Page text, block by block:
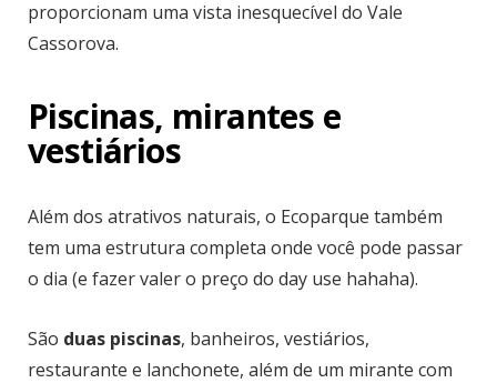
proporcionam uma vista inesquecível do Vale
Cassorova.
Piscinas, mirantes e
vestiários
Além dos atrativos naturais, o Ecoparque também
tem uma estrutura completa onde você pode passar
o dia (e fazer valer o preço do day use hahaha).
São duas piscinas, banheiros, vestiários,
restaurante e lanchonete, além de um mirante com